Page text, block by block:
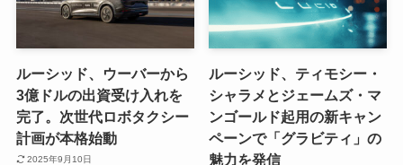
ルーシッド、ウーバーから
3億ドルの出資受け入れを
完了。次世代ロボタクシー
計画が本格始動
2025年9月10日
ルーシッド、ティモシー・
シャラメとジェームズ・マ
ンゴールド起用の新キャン
ペーンで「グラビティ」の
魅力を発信